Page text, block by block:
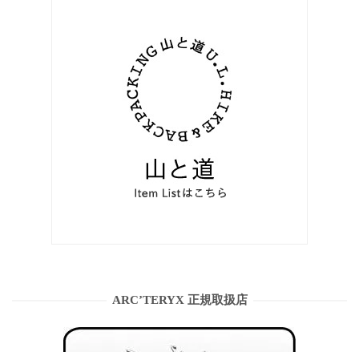
ARC’TERYX 正規取扱店